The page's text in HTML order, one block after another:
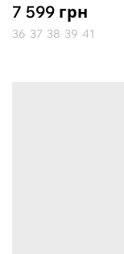
7 599 грн
36 37 38 39 41